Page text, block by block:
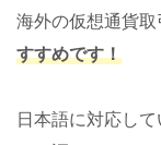
海外の仮想通貨取
すすめです！
日本語に対応し